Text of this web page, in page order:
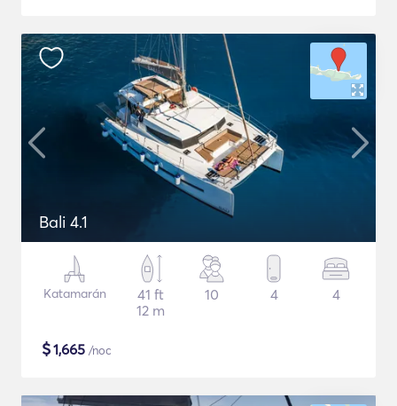
Bali 4.1
Katamarán
41 ft
12 m
10 4 4
$1,665 /noc